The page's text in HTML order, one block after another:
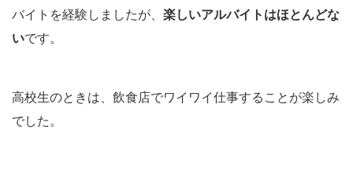
バイトを経験しましたが、 楽しいアルバイトはほとんどな
いです。
高校生のときは、飲食店でワイワイ仕事することが楽しみ
でした。